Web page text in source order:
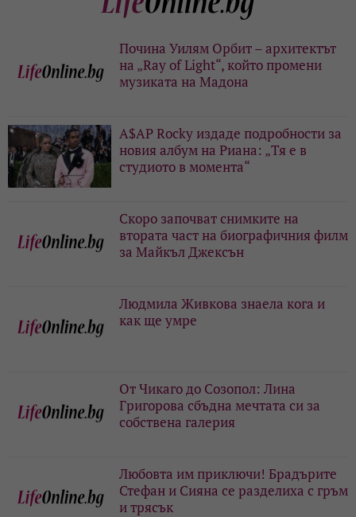
Почина Уилям Орбит – архитектът
на „Ray of Light“, който промени
музиката на Мадона
A$AP Rocky издаде подробности за
новия албум на Риана: „Тя е в
студиото в момента“
Скоро започват снимките на
втората част на биографичния филм
за Майкъл Джексън
Людмила Живкова знаела кога и
как ще умре
От Чикаго до Созопол: Лина
Григорова сбъдна мечтата си за
собствена галерия
Любовта им приключи! Брадърите
Стефан и Сияна се разделиха с гръм
и трясък